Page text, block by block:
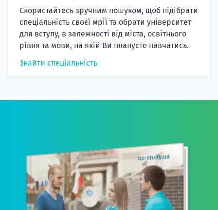
Скористайтесь зручним пошуком, щоб підібрати
спеціальність своєї мрії та обрати університет
для вступу, в залежності від міста, освітнього
рівня та мови, на якій Ви плануєте навчатись.
Знайти спеціальність